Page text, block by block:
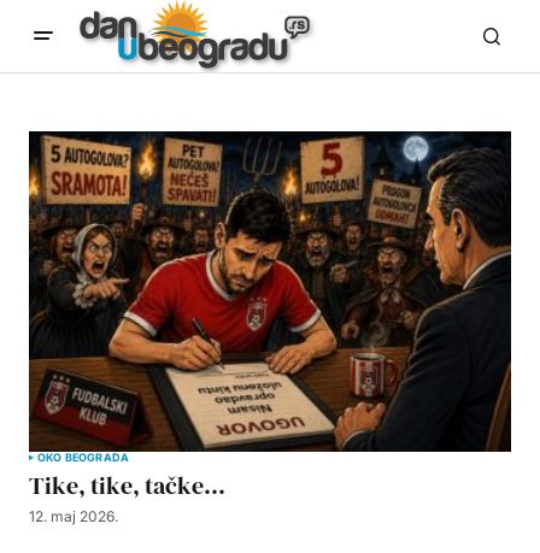
OKO BEOGRADA
Tike, tike, tačke…
12. maj 2026.